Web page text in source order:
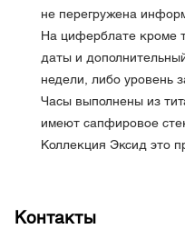
не перегружена
На циферблате кроме
даты и
недели, либо уровень
Часы выполнены из
имеют сапфировое
Коллекция Эксид это
Контакты